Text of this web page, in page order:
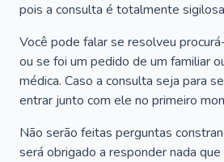
pois a consulta é totalmente
Você pode falar se resolveu
ou se foi um pedido de um familiar
médica. Caso a consulta seja para
entrar junto com ele no primeiro
Não serão feitas perguntas
será obrigado a responder nada